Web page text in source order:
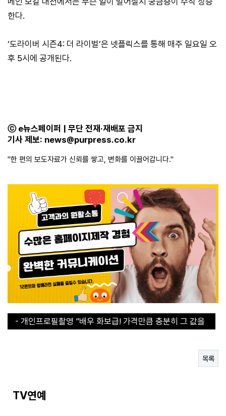
한다.
‘도라이버 시즌4: 더 라이벌’은 넷플릭스를 통해 매주 일요일 오
후 5시에 공개된다.
ⓒ e뉴스페이퍼 | 무단 전재·재배포 금지
기사 제보: news@purpress.co.kr
"한 편의 보도자료가 신뢰를 쌓고, 변화를 이끌어갑니다."
- 개인프로필촬영 ”배우 화보급! 가격만큼 충분히 그 값을
합니다“
- 개인프로필촬영 ”배우 화보급! 가격만큼 충분히 그 값을
목록
TV연예